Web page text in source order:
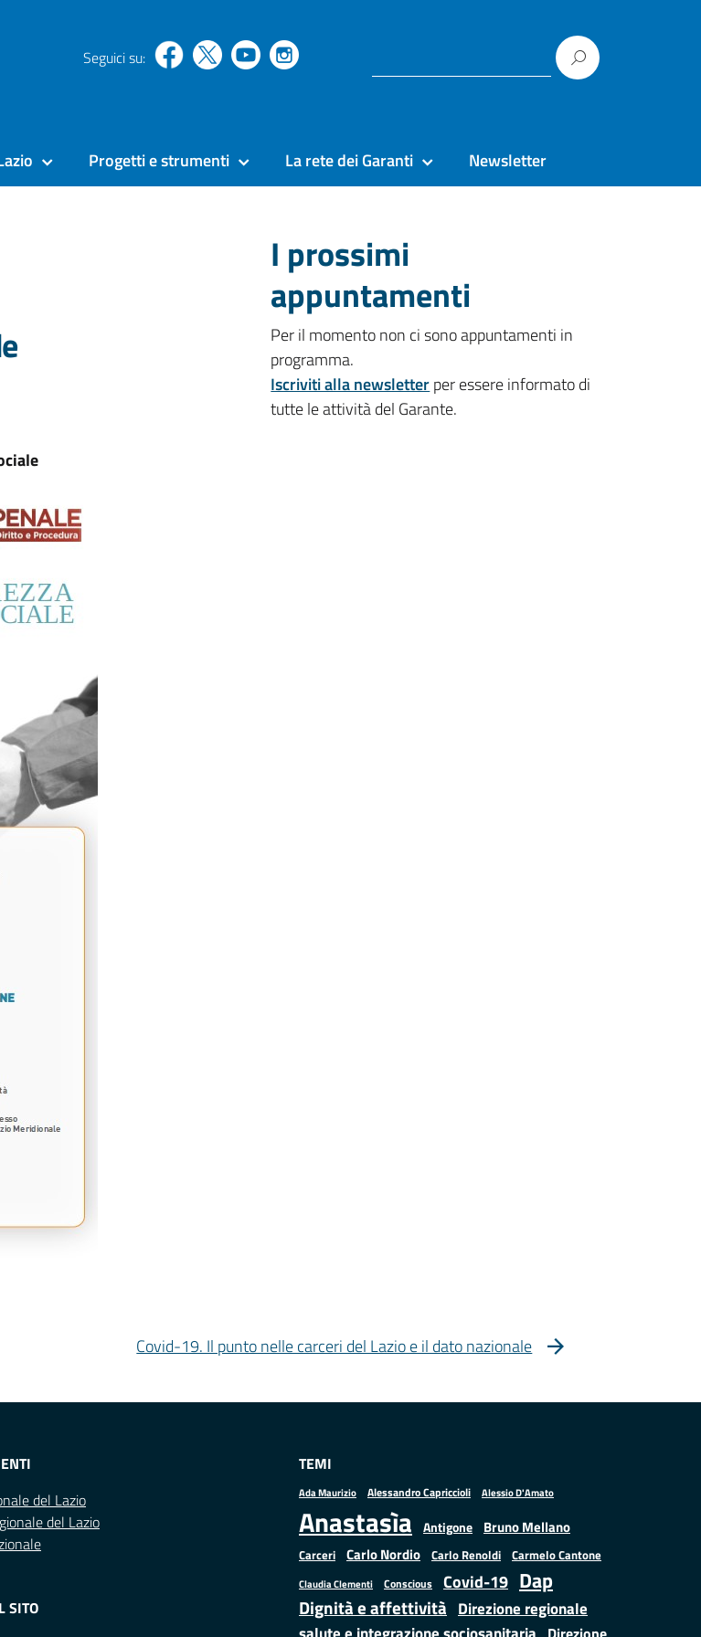
Seguici su:
Progetti e strumenti La rete dei Garanti Newsletter
I prossimi
appuntamenti
Per il momento non ci sono appuntamenti in
programma.
Iscriviti alla newsletterper essere informato di
tutte le attività del Garante.
Covid-19. Il punto nelle carceri del Lazio e il dato nazionale
del Lazio
del Lazio
SITO
TEMI
Ada Maurizio Alessandro Capriccioli Alessio D'Amato
Anastasìa Antigone Bruno Mellano
Carceri Carlo Nordio Carlo Renoldi Carmelo Cantone
Claudia Clementi Conscious Covid-19 Dap
Dignità e affettività Direzione regionale